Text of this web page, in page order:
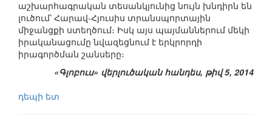
աշխարհագրական տեսանկյունից նույն խնդիրն են
լուծում՝ Հարավ-Հյուսիս տրանսպորտային
միջանցքի ստեղծում։ Իսկ այս պայմաններում մեկի
իրականացումը նվազեցնում է երկրորդի
իրագործման շանսերը։
«Գլոբուս» վերլուծական հանդես, թիվ 5, 2014
դեպի ետ